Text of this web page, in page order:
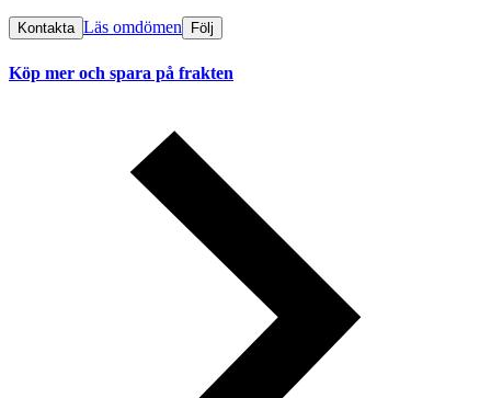
Kontakta Läs omdömen Följ
Köp mer och spara på frakten